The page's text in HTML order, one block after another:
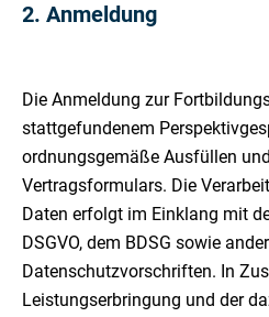
2. Anmeldung
Die Anmeldung zur
stattgefundenem
ordnungsgemäße Ausfüllen
Vertragsformulars. Die
Daten erfolgt im Einklang mit
DSGVO, dem BDSG sowie
Datenschutzvorschriften. In
Leistungserbringung und der